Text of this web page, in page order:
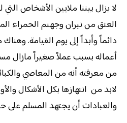
لا يزال بيننا ملايين الأشخاص
العتق من نيران وجهنم الحمراء
دائماً وأبداً إلى يوم القيامة.
أعماله بسبب عملاً صغيراً مازال
من معرفته أنه من المعاصي
لابد من انتهازها بكل الأشكال
والعبادات أن يجتهد المسلم على